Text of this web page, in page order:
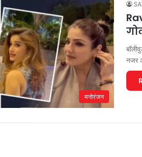
मनोरंजन
नजर